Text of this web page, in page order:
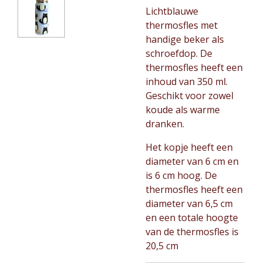
Lichtblauwe
thermosfles met
handige beker als
schroefdop. De
thermosfles heeft een
inhoud van 350 ml.
Geschikt voor zowel
koude als warme
dranken.
Het kopje heeft een
diameter van 6 cm en
is 6 cm hoog. De
thermosfles heeft een
diameter van 6,5 cm
en een totale hoogte
van de thermosfles is
20,5 cm